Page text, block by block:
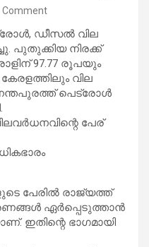
Comment
ഡീസൽ വില
പുതുക്കിയ നിരക്ക്
97.77 രൂപയും
വില
പെട്രോൾ
പേര്
പേരിൽ രാജ്യത്ത്
ഏർപ്പെടുത്താൻ
ഇതിന്റെ ഭാഗമായി